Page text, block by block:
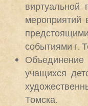
виртуальной
мероприятий
событиями г.
учащихся
Томска.